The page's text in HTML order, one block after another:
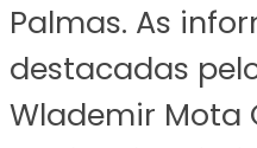
Palmas. As
destacadas
Wlademir Mota